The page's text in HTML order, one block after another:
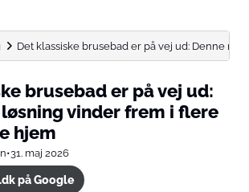
Det klassiske brusebad er på vej ud: Denne nye
brusebad er på vej ud:
løsning vinder frem i flere
hjem
•31. maj 2026
på Google